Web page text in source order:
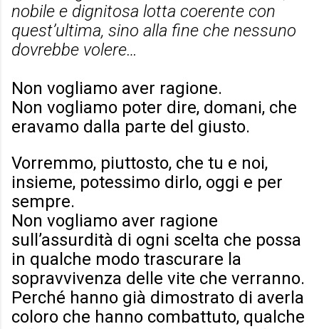
nobile e dignitosa lotta coerente con
quest’ultima, sino alla fine che nessuno
dovrebbe volere…
Non vogliamo aver ragione.
Non vogliamo poter dire, domani, che
eravamo dalla parte del giusto.
Vorremmo, piuttosto, che tu e noi,
insieme, potessimo dirlo, oggi e per
sempre.
Non vogliamo aver ragione
sull’assurdità di ogni scelta che possa
in qualche modo trascurare la
sopravvivenza delle vite che verranno.
Perché hanno già dimostrato di averla
coloro che hanno combattuto, qualche